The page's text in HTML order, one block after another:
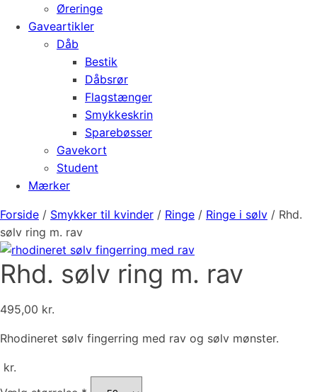
Øreringe
Gaveartikler
Dåb
Bestik
Dåbsrør
Flagstænger
Smykkeskrin
Sparebøsser
Gavekort
Student
Mærker
Forside / Smykker til kvinder / Ringe / Ringe i sølv / Rhd.
sølv ring m. rav
Rhd. sølv ring m. rav
495,00 kr.
Rhodineret sølv fingerring med rav og sølv mønster.
kr.